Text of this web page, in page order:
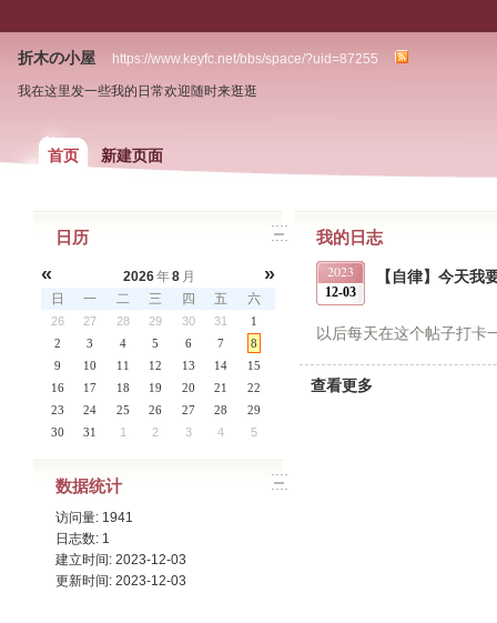
折木の小屋 https://www.keyfc.net/bbs/space/?uid=87255
我在这里发一些我的日常欢迎随时来逛逛
首页 新建页面
日历
»
« 2026年8 月
日
一 二 三 四 五 六
26 27 28 29 30 31
1
2
3 4 5 6 7
8
9
10 11 12 13 14
15
16
17 18 19 20 21
22
23
24 25 26 27 28
29
30
31 1 2 3 4 5
数据统计
访问量: 1941
日志数: 1
建立时间: 2023-12-03
更新时间: 2023-12-03
我的日志
2023
12-03
【自律】今天我
以后每天在这个帖子打卡
查看更多